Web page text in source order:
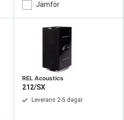
Jämför
REL Acoustics
212/SX
Leverans 2-5 dagar